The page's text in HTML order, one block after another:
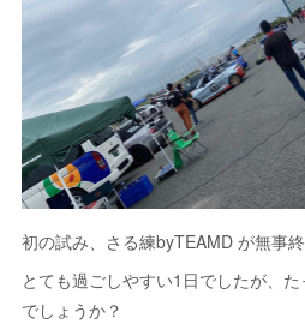
初の試み、さる練byTEAMD が無事終
とても過ごしやすい1日でしたが、
でしょうか？